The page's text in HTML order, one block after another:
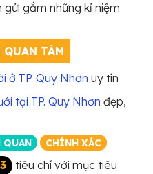
gắm những kỉ niệm
QUAN TÂM
ở TP. Quy Nhơn uy tín
tại TP. Quy Nhơn đẹp,
QUAN CHÍNH XÁC
tiêu chí với mục tiêu